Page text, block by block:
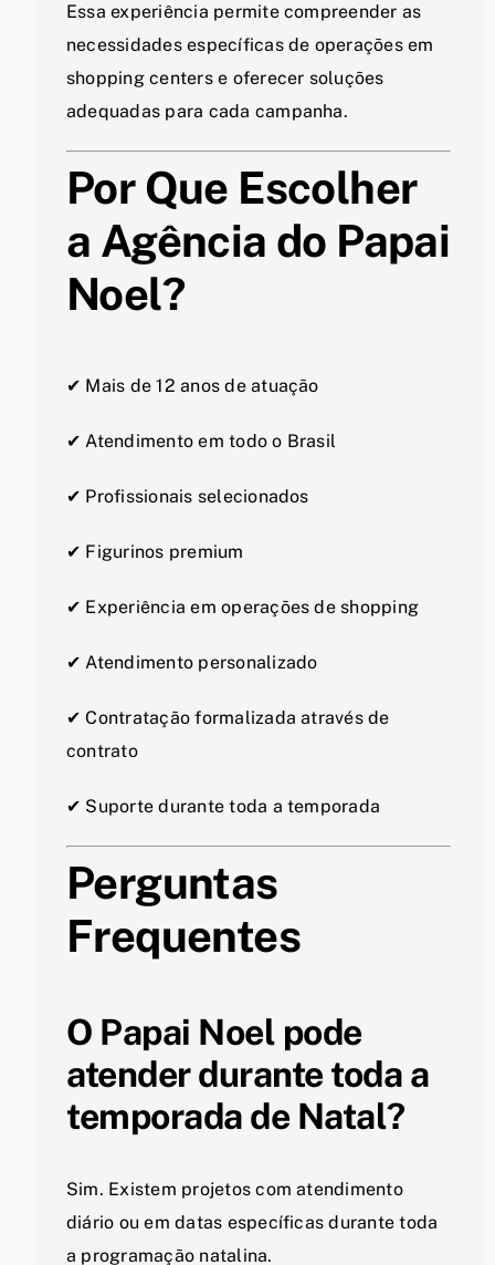
Essa experiência permite compreender as
necessidades específicas de operações em
shopping centers e oferecer soluções
adequadas para cada campanha.
Por Que Escolher
a Agência do Papai
Noel?
✔ Mais de 12 anos de atuação
✔ Atendimento em todo o Brasil
✔ Profissionais selecionados
✔ Figurinos premium
✔ Experiência em operações de shopping
✔ Atendimento personalizado
✔ Contratação formalizada através de
contrato
✔ Suporte durante toda a temporada
Perguntas
Frequentes
O Papai Noel pode
atender durante toda a
temporada de Natal?
Sim. Existem projetos com atendimento
diário ou em datas específicas durante toda
a programação natalina.